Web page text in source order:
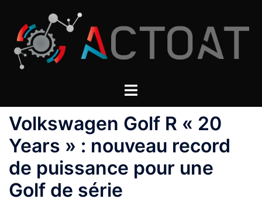
contenu
Volkswagen Golf R « 20
Years » : nouveau record
de puissance pour une
Golf de série